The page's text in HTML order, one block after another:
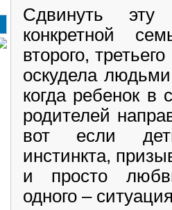
Сдвинуть
конкретной
второго,
оскудела
когда ребенок
родителей
вот если
инстинкта,
и просто
одного –